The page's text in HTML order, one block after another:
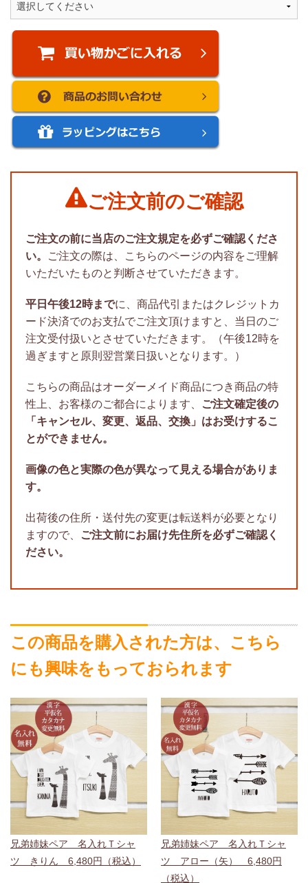
ご注文前のご確認
ご注文の前に当店のご注文規定を必ずご確認くださ
い。
ご注文の際は、こちらのページの内容をご理解
いただいたものと判断させていただきます。
平日午後12時までに、商品代引またはクレジットカ
ード決済でのお支払でご注文頂けますと、当日のご
注文受付扱いとさせていただきます。（午後12時を
過ぎますと原則翌営業日扱いとなります。）
こちらの商品はオーダーメイド商品につき商品の特
性上、お客様のご都合によります、
ご注文確定後の
「キャンセル、変更、返品、交換」はお受けするこ
とができません。
画像の色と実際の色が異なって見える場合がありま
す。
出荷後の住所・送付先の変更は転送料が必要となり
ますので、
ご注文前にお届け先住所を必ずご確認く
ださい。
この商品を購入された方は、こちら
にも興味をもっておられます
兄弟姉妹ペア 名入れＴシャ
ツ きりん 6,480円（税込）
兄弟姉妹ペア 名入れＴシャ
ツ アロー（矢） 6,480円
（税込）